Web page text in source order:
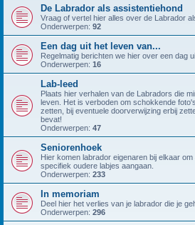
De Labrador als assistentiehond
Vraag of vertel hier alles over de Labrador
Onderwerpen: 92
Een dag uit het leven van...
Regelmatig berichten we hier over een dag
Onderwerpen: 16
Lab-leed
Plaats hier verhalen van de Labradors die
leven. Het is verboden om schokkende
zetten, bij eventuele doorverwijzing erbij
bevat!
Onderwerpen: 47
Seniorenhoek
Hier komen labrador eigenaren bij elkaar
specifiek oudere labjes aangaan.
Onderwerpen: 233
In memoriam
Deel hier het verlies van je labrador die je
Onderwerpen: 296